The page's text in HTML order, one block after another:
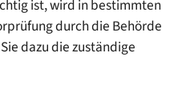
ist, wird in bestimmten
durch die Behörde
dazu die zuständige